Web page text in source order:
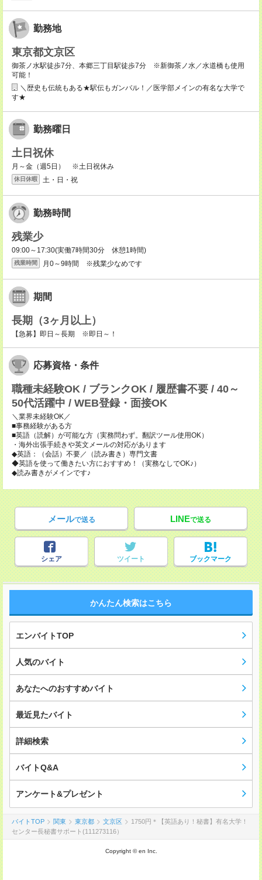
勤務地
東京都文京区
御茶ノ水駅徒歩7分、本郷三丁目駅徒歩7分 ※新御茶ノ水／水道橋も使用
可能！
＼歴史も伝統もある★駅伝もガンバル！／医学部メインの有名な大学で
す★
勤務曜日
土日祝休
月～金（週5日） ※土日祝休み
休日休暇 土・日・祝
勤務時間
残業少
09:00～17:30(実働7時間30分 休憩1時間)
残業時間 月0～9時間 ※残業少なめです
期間
長期（3ヶ月以上）
【急募】即日～長期 ※即日～！
応募資格・条件
職種未経験OK / ブランクOK / 履歴書不要 / 40～
50代活躍中 / WEB登録・面接OK
＼業界未経験OK／
■事務経験がある方
■英語（読解）が可能な方（実務問わず。翻訳ツール使用OK）
・海外出張手続きや英文メールの対応があります
◆英語：（会話）不要／（読み書き）専門文書
◆英語を使って働きたい方におすすめ！（実務なしでOK♪）
◆読み書きがメインです♪
メールで送る LINEで送る
シェア ツイート ブックマーク
かんたん検索はこちら
エンバイトTOP
人気のバイト
あなたへのおすすめバイト
最近見たバイト
詳細検索
バイトQ&A
アンケート&プレゼント
バイトTOP 関東 東京都 文京区
1750円＊【英語あり！秘書】有名大学！
センター長秘書サポート(111273116）
Copyright © en Inc.